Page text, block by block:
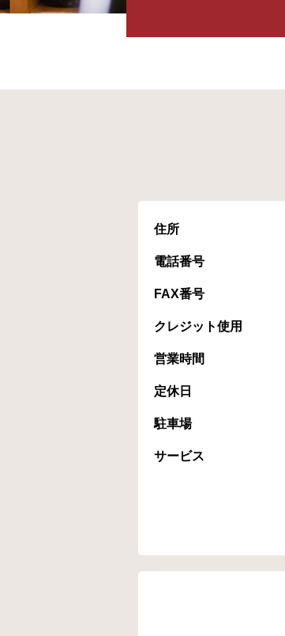
住所
電話番号
FAX番号
クレジット使用
営業時間
定休日
駐車場
サービス